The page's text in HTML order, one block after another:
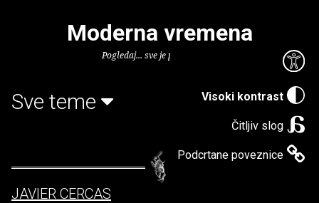
Visoki kontrast
Čitljiv slog
Podcrtane poveznice
Moderna vremena
Pogledaj... sve je puno knjiga.
Sve teme
JAVIER CERCAS